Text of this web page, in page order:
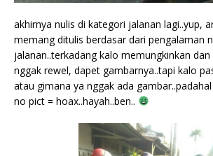
akhirnya nulis di kategori jalanan lagi..yup,
memang ditulis berdasar dari pengalaman
jalanan..terkadang kalo memungkinkan
nggak rewel, dapet gambarnya..tapi kalo
atau gimana ya nggak ada
no pict = hoax..hayah..ben..